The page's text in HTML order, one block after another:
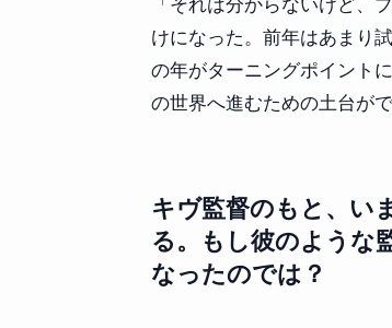
けになった。前年はあまり
の年がターニングポイント
の世界へ進むための土台がで
キヴ監督のもと、い
る。もし彼のような
なったのでは？